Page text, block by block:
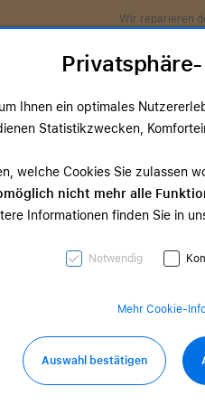
Wir reparieren
TV & Home
Ihnen ein optimales
Statistikzwecken,
welche Cookies Sie zulassen
nicht mehr alle
Informationen finden Sie in
Notwendig
Mehr Cookie-
Auswahl bestätigen